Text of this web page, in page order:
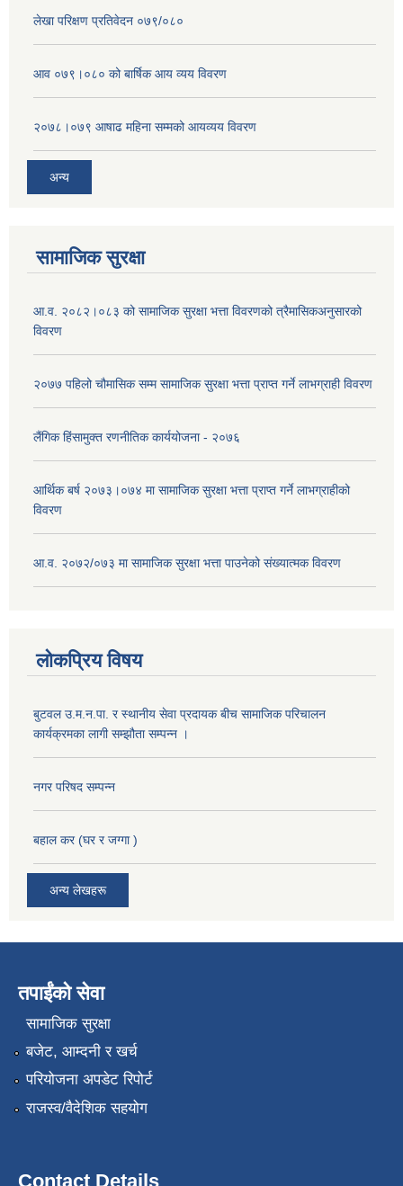
लेखा परिक्षण प्रतिवेदन ०७९/०८०
आव ०७९।०८० को बार्षिक आय व्यय विवरण
२०७८।०७९ आषाढ महिना सम्मको आयव्यय विवरण
अन्य
सामाजिक सुरक्षा
आ.व. २०८२।०८३ को सामाजिक सुरक्षा भत्ता विवरणको त्रैमासिकअनुसारको
विवरण
२०७७ पहिलो चौमासिक सम्म सामाजिक सुरक्षा भत्ता प्राप्त गर्ने लाभग्राही विवरण
लैंगिक हिंसामुक्त रणनीतिक कार्ययोजना - २०७६
आर्थिक बर्ष २०७३।०७४ मा सामाजिक सुरक्षा भत्ता प्राप्त गर्ने लाभग्राहीको
विवरण
आ.व. २०७२/०७३ मा सामाजिक सुरक्षा भत्ता पाउनेको संख्यात्मक विवरण
लोकप्रिय विषय
बुटवल उ.म.न.पा. र स्थानीय सेवा प्रदायक बीच सामाजिक परिचालन
कार्यक्रमका लागी सम्झौता सम्पन्न ।
नगर परिषद सम्पन्न
बहाल कर (घर र जग्गा )
अन्य लेखहरू
तपाईंको सेवा
सामाजिक सुरक्षा
बजेट, आम्दनी र खर्च
परियोजना अपडेट रिपोर्ट
राजस्व/वैदेशिक सहयोग
Contact Details